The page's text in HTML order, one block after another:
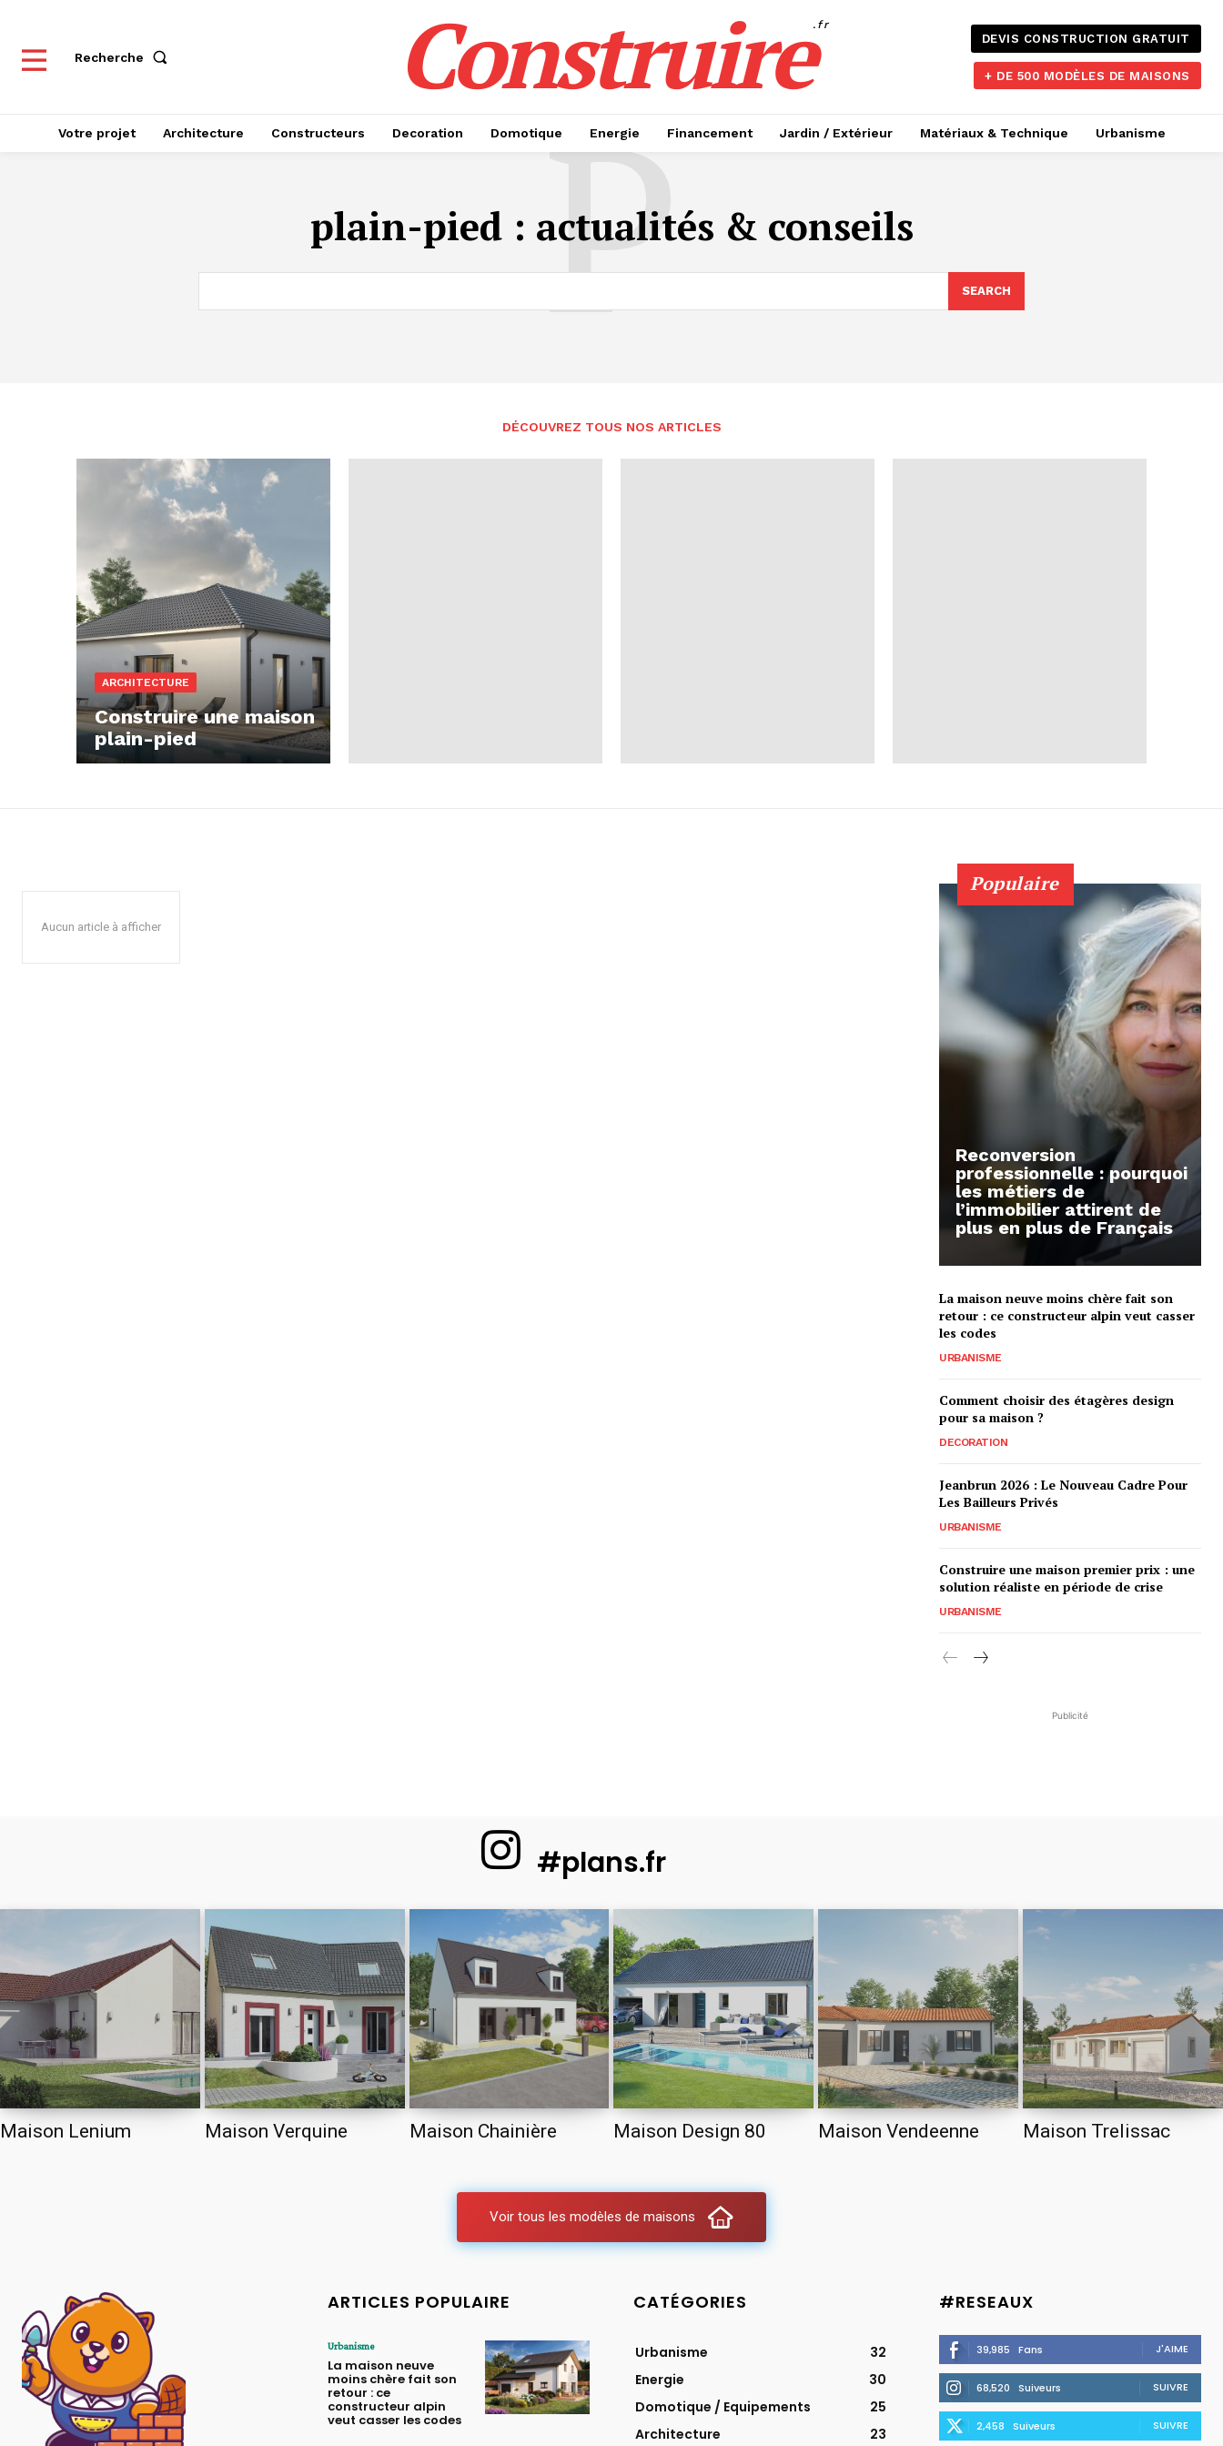
Recherche Construire.fr
DEVIS CONSTRUCTION GRATUIT
+ DE 500 MODÈLES DE MAISONS
Votre projet Architecture Constructeurs Decoration Domotique Energie Financement Jardin / Extérieur Matériaux & Technique Urbanisme
plain-pied P
: actualités & conseils
SEARCH
DÉCOUVREZ TOUS NOS ARTICLES
ARCHITECTURE
Construire une maison
plain-pied
Aucun article à afficher
Populaire
Reconversion
professionnelle : pourquoi
les métiers de
l’immobilier attirent de
plus en plus de Français
La maison neuve moins chère fait son
retour : ce constructeur alpin veut casser
les codes
URBANISME
Comment choisir des étagères design
pour sa maison ?
DECORATION
Jeanbrun 2026 : Le Nouveau Cadre Pour
Les Bailleurs Privés
URBANISME
Construire une maison premier prix : une
solution réaliste en période de crise
URBANISME
Publicité
#plans.fr
Maison Lenium Maison Verquine Maison Chainière Maison Design 80 Maison Vendeenne Maison Trelissac
Voir tous les modèles de maisons
ARTICLES POPULAIRE
Urbanisme
La maison neuve
moins chère fait son
retour : ce
constructeur alpin
veut casser les codes
CATÉGORIES
Urbanisme
32
Energie
30
Domotique / Equipements
25
Architecture
23
#RESEAUX
39,985 Fans J'AIME
68,520 Suiveurs SUIVRE
2,458 Suiveurs SUIVRE